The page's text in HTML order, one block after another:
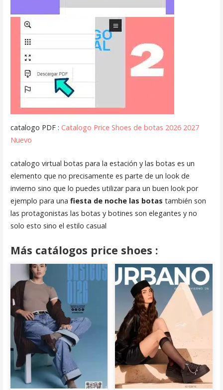
catalogo PDF : Catalogo Price Shoes de botas 2026 2027
Nuevo
catalogo virtual botas para la estación y las botas es un
elemento que no precisamente es parte de un look de
invierno sino que lo puedes utilizar para un buen look por
ejemplo para una fiesta de noche las botas también son
las protagonistas las botas y botines son elegantes y no
solo esto sino el estilo casual
Más catálogos price shoes :